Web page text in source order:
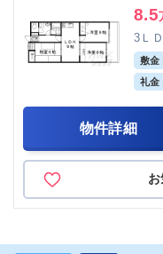
8.5
3Ｌ
敷金
礼金
物件詳細